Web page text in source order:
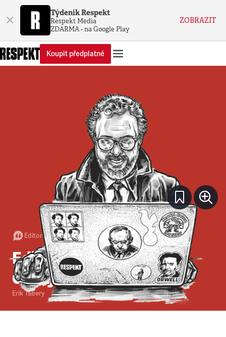
× Týdeník Respekt
Respekt Media
ZDARMA - na Google Play
ZOBRAZIT
Koupit předplatné
Editorial•7. 4. 2013•3minuty
Editorial: Český Abú
Ghrajb
Erik Tabery